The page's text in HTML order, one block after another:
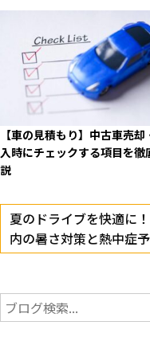
【車の見積もり】中古車売却
入時にチェックする項目を徹
説
夏のドライブを快適に
内の暑さ対策と熱中症